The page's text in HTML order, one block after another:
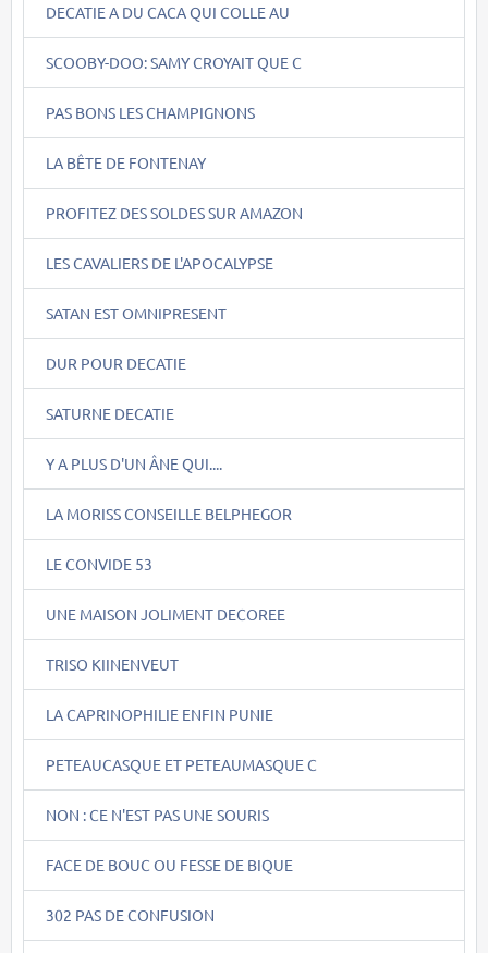
DECATIE A DU CACA QUI COLLE AU
SCOOBY-DOO: SAMY CROYAIT QUE C
PAS BONS LES CHAMPIGNONS
LA BÊTE DE FONTENAY
PROFITEZ DES SOLDES SUR AMAZON
LES CAVALIERS DE L'APOCALYPSE
SATAN EST OMNIPRESENT
DUR POUR DECATIE
SATURNE DECATIE
Y A PLUS D'UN ÂNE QUI....
LA MORISS CONSEILLE BELPHEGOR
LE CONVIDE 53
UNE MAISON JOLIMENT DECOREE
TRISO KIINENVEUT
LA CAPRINOPHILIE ENFIN PUNIE
PETEAUCASQUE ET PETEAUMASQUE C
NON : CE N'EST PAS UNE SOURIS
FACE DE BOUC OU FESSE DE BIQUE
302 PAS DE CONFUSION